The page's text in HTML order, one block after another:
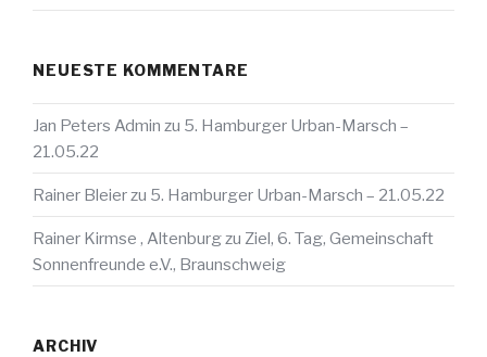
NEUESTE KOMMENTARE
Jan Peters Admin zu 5. Hamburger Urban-Marsch –
21.05.22
Rainer Bleierzu 5. Hamburger Urban-Marsch – 21.05.22
Rainer Kirmse , Altenburgzu Ziel, 6. Tag, Gemeinschaft
Sonnenfreunde e.V., Braunschweig
ARCHIV